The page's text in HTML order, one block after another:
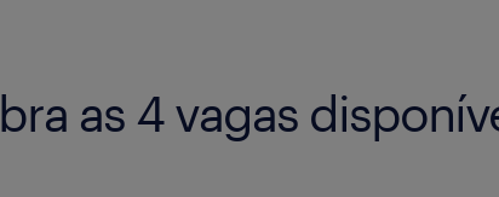
as 4 vagas